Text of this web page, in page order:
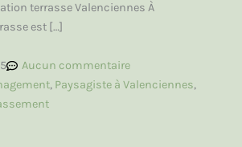
terrasse Valenciennes À
est […]
Aucun commentaire
, Paysagiste à Valenciennes,